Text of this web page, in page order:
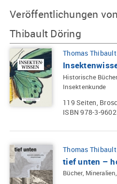
Veröffentlichungen
Thibault Döring
Thomas
Historische
Insektenkunde
119 Seiten,
ISBN 978-3-
Thomas
tief unten –
Bücher,